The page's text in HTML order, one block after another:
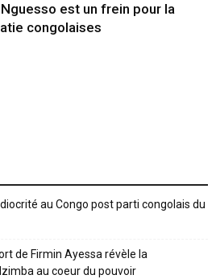
est un frein pour la
congolaises
au Congo post parti congolais du
de Firmin Ayessa révèle la
au coeur du pouvoir